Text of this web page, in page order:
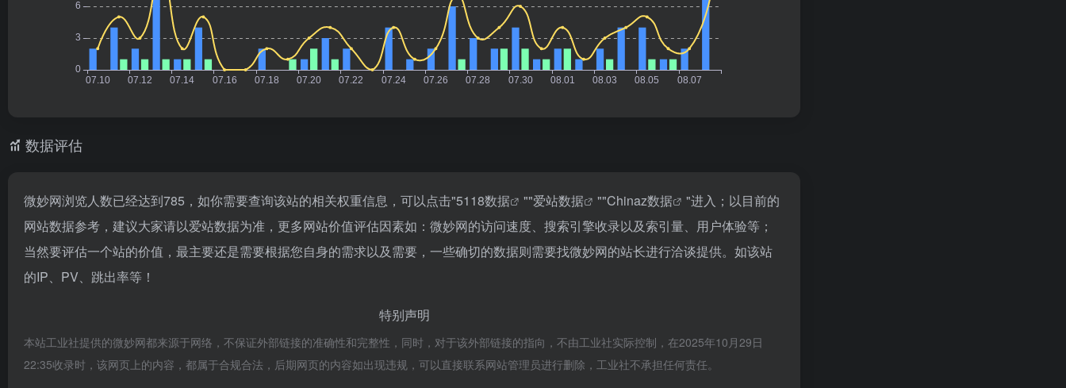
数据评估
微妙网浏览人数已经达到785，如你需要查询该站的相关权重信息，可以点击"5118数据 ""爱站数据 ""Chinaz数据
"进入；以目前的
网站数据参考，建议大家请以爱站数据为准，更多网站价值评估因素如：微妙网的访问速度、搜索引擎收录以及索引量、用户体验等；
当然要评估一个站的价值，最主要还是需要根据您自身的需求以及需要，一些确切的数据则需要找微妙网的站长进行洽谈提供。如该站
的IP、PV、跳出率等！
特别声明
本站工业社提供的微妙网都来源于网络，不保证外部链接的准确性和完整性，同时，对于该外部链接的指向，不由工业社实际控制，在2025年10月29日
22:35收录时，该网页上的内容，都属于合规合法，后期网页的内容如出现违规，可以直接联系网站管理员进行删除，工业社不承担任何责任。